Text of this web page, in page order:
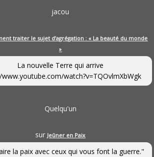
jacou
traiter le sujet d’agrégation : « La beauté du monde
»
La nouvelle Terre qui arrive
watch?v=TQOvlmXbWgk
Quelqu'un
sur Jeûner en Paix
la paix avec ceux qui vous font la guerre."